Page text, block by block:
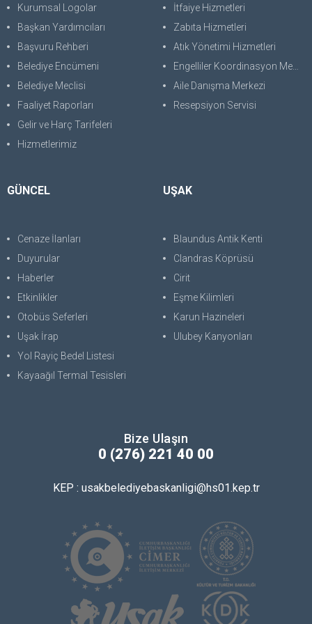
Kurumsal Logolar
Başkan Yardımcıları
Başvuru Rehberi
Belediye Encümeni
Belediye Meclisi
Faaliyet Raporları
Gelir ve Harç Tarifeleri
Hizmetlerimiz
İtfaiye Hizmetleri
Zabıta Hizmetleri
Atık Yönetimi Hizmetleri
Engelliler Koordinasyon Merkezi
Aile Danışma Merkezi
Resepsiyon Servisi
GÜNCEL
Cenaze İlanları
Duyurular
Haberler
Etkinlikler
Otobüs Seferleri
Uşak İrap
Yol Rayiç Bedel Listesi
Kayaağıl Termal Tesisleri
UŞAK
Blaundus Antik Kenti
Clandras Köprüsü
Cirit
Eşme Kilimleri
Karun Hazineleri
Ulubey Kanyonları
Bize Ulaşın
0 (276) 221 40 00
KEP : usakbelediyebaskanligi@hs01.kep.tr